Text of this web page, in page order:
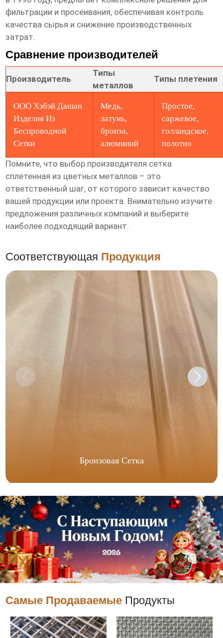
фильтрации и просеивания, обеспечивая контроль
качества сырья и снижение производственных
затрат.
Сравнение производителей
Производитель
Типы
металлов
Типы плетения
ООО Хэбэй Дашан
Изделия Из
Беспроводной
Сетки
Медь,
латунь,
бронза,
алюминий
Простое,
саржевое,
голландское,
полотно
Помните, что выбор производителя сетка
сплетенная из цветных металлов – это
ответственный шаг, от которого зависит качество
вашей продукции или проекта. Внимательно изучите
предложения различных компаний и выберите
наиболее подходящий вариант.
Соответствующая Продукция
Бронзовая Сетка
Самые Продаваемые Продукты